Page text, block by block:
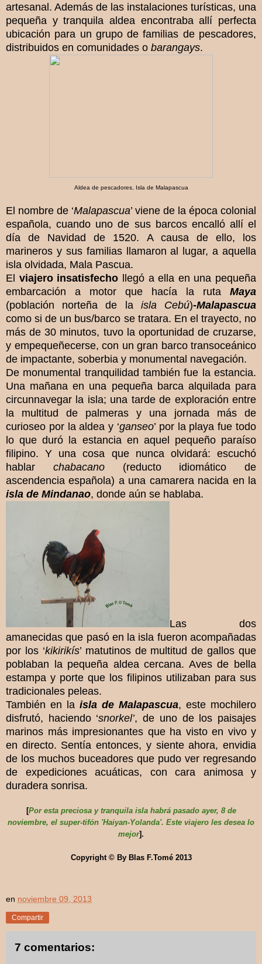
artesanal. Además de las instalaciones turísticas, una
pequeña y tranquila aldea encontraba allí perfecta
ubicación para un grupo de familias de pescadores,
distribuidos en comunidades o barangays.
Aldea de pescadores, Isla de Malapascua
El nombre de ‘Malapascua’ viene de la época colonial
española, cuando uno de sus barcos encalló allí el
día de Navidad de 1520. A causa de ello, los
marineros y sus familias llamaron al lugar, a aquella
isla olvidada, Mala Pascua.
El viajero insatisfecho llegó a ella en una pequeña
embarcación a motor que hacía la ruta Maya
(población norteña de la isla Cebú)-Malapascua
como si de un bus/barco se tratara. En el trayecto, no
más de 30 minutos, tuvo la oportunidad de cruzarse,
y empequeñecerse, con un gran barco transoceánico
de impactante, soberbia y monumental navegación.
De monumental tranquilidad también fue la estancia.
Una mañana en una pequeña barca alquilada para
circunnavegar la isla; una tarde de exploración entre
la multitud de palmeras y una jornada más de
curioseo por la aldea y ‘ganseo’ por la playa fue todo
lo que duró la estancia en aquel pequeño paraíso
filipino. Y una cosa que nunca olvidará: escuchó
hablar chabacano(reducto idiomático de
ascendencia española) a una camarera nacida en la
isla de Mindanao, donde aún se hablaba.
Las dos
amanecidas que pasó en la isla fueron acompañadas
por los ‘kikirikís’ matutinos de multitud de gallos que
poblaban la pequeña aldea cercana. Aves de bella
estampa y porte que los filipinos utilizaban para sus
tradicionales peleas.
También en la isla de Malapascua, este mochilero
disfrutó, haciendo ‘snorkel’, de uno de los paisajes
marinos más impresionantes que ha visto en vivo y
en directo. Sentía entonces, y siente ahora, envidia
de los muchos buceadores que pudo ver regresando
de expediciones acuáticas, con cara animosa y
duradera sonrisa.
[Por esta preciosa y tranquila isla habrá pasado ayer, 8 de
noviembre, el super-tifón 'Haiyan-Yolanda'. Este viajero les desea lo
mejor].
Copyright © By Blas F.Tomé 2013
en noviembre 09, 2013
Compartir
7 comentarios: